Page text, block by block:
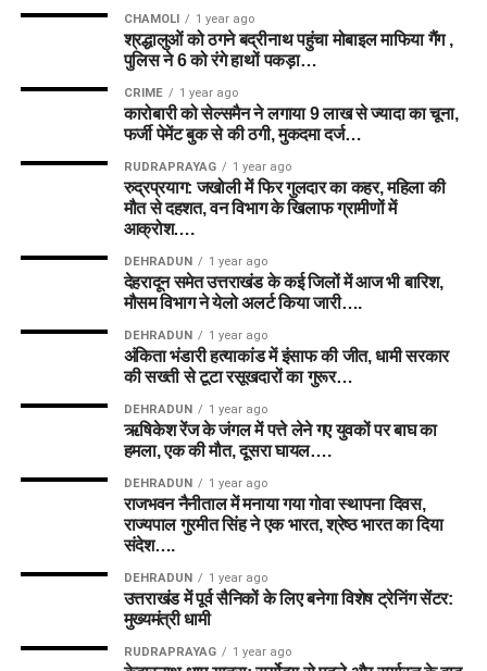
CHAMOLI 1 year ago
श्रद्धालुओं को ठगने बद्रीनाथ पहुंचा मोबाइल माफिया गैंग ,
पुलिस ने 6 को रंगे हाथों पकड़ा…
CRIME 1 year ago
कारोबारी को सेल्समैन ने लगाया 9 लाख से ज्यादा का चूना,
फर्जी पेमेंट बुक से की ठगी, मुकदमा दर्ज…
RUDRAPRAYAG 1 year ago
रुद्रप्रयाग: जखोली में फिर गुलदार का कहर, महिला की
मौत से दहशत, वन विभाग के खिलाफ ग्रामीणों में
आक्रोश….
DEHRADUN 1 year ago
देहरादून समेत उत्तराखंड के कई जिलों में आज भी बारिश,
मौसम विभाग ने येलो अलर्ट किया जारी….
DEHRADUN 1 year ago
अंकिता भंडारी हत्याकांड में इंसाफ की जीत, धामी सरकार
की सख्ती से टूटा रसूखदारों का गुरूर…
DEHRADUN 1 year ago
ऋषिकेश रेंज के जंगल में पत्ते लेने गए युवकों पर बाघ का
हमला, एक की मौत, दूसरा घायल….
DEHRADUN 1 year ago
राजभवन नैनीताल में मनाया गया गोवा स्थापना दिवस,
राज्यपाल गुरमीत सिंह ने एक भारत, श्रेष्ठ भारत का दिया
संदेश….
DEHRADUN 1 year ago
उत्तराखंड में पूर्व सैनिकों के लिए बनेगा विशेष ट्रेनिंग सेंटर:
मुख्यमंत्री धामी
RUDRAPRAYAG 1 year ago